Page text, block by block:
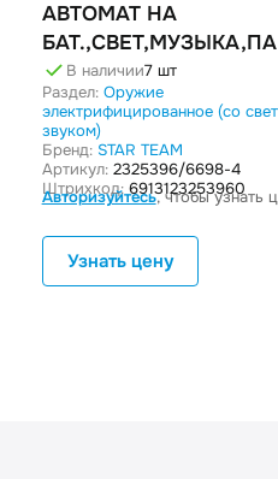
АВТОМАТ НА
В наличии7 шт
Раздел: Оружие
электрифицированное (со
звуком)
Бренд: STAR TEAM
Артикул: 2325396/6698-4
Штрихкод: 6913123253960
Авторизуйтесь, чтобы узнать
Узнать цену